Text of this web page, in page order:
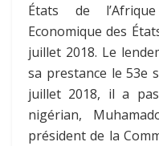
États de l’Afrique
Economique des
juillet 2018. Le
sa prestance le 53e
juillet 2018, il a
nigérian,
président de la